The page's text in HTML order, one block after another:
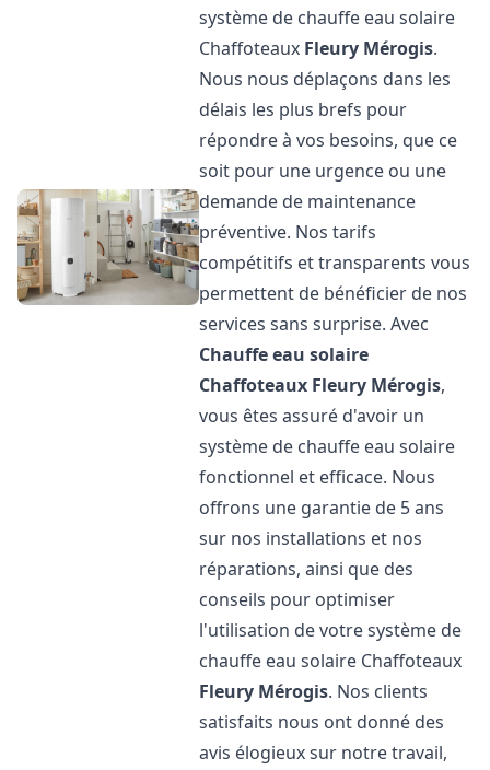
système de chauffe eau solaire
Chaffoteaux Fleury Mérogis.
Nous nous déplaçons dans les
délais les plus brefs pour
répondre à vos besoins, que ce
soit pour une urgence ou une
demande de maintenance
préventive. Nos tarifs
compétitifs et transparents vous
permettent de bénéficier de nos
services sans surprise. Avec
Chauffe eau solaire
Chaffoteaux Fleury Mérogis,
vous êtes assuré d'avoir un
système de chauffe eau solaire
fonctionnel et efficace. Nous
offrons une garantie de 5 ans
sur nos installations et nos
réparations, ainsi que des
conseils pour optimiser
l'utilisation de votre système de
chauffe eau solaire Chaffoteaux
Fleury Mérogis. Nos clients
satisfaits nous ont donné des
avis élogieux sur notre travail,